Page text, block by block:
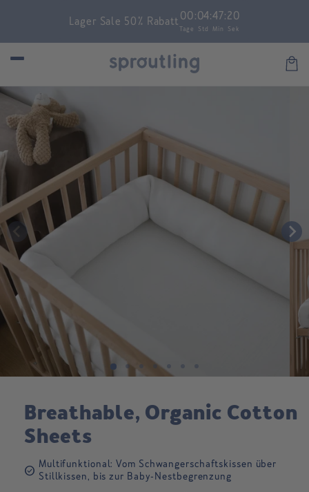
Lager Sale 50% Rabatt 00
Tage
:04
Std
:47
Min
:19
Sek
Skip to
product
information
Breathable, Organic Cotton
Sheets
check_circle Multifunktional: Vom Schwangerschaftskissen über
Stillkissen, bis zur Baby-Nestbegrenzung